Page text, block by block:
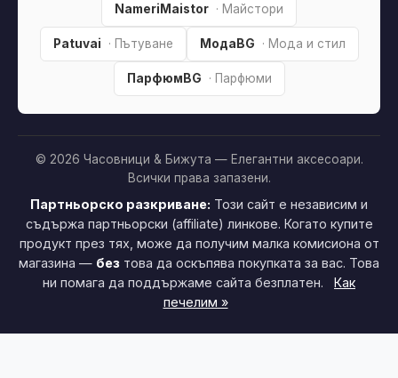
NameriMaistor · Майстори
Patuvai · Пътуване МодаBG · Мода и стил
ПарфюмBG · Парфюми
© 2026 Часовници & Бижута — Елегантни аксесоари.
Всички права запазени.
Партньорско разкриване: Този сайт е независим и
съдържа партньорски (affiliate) линкове. Когато купите
продукт през тях, може да получим малка комисиона от
магазина — без това да оскъпява покупката за вас. Това
ни помага да поддържаме сайта безплатен.
Как
печелим »